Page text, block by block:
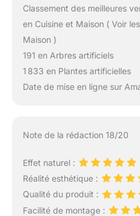
Classement des meilleures
en Cuisine et Maison ( Voir
Maison )
191 en Arbres artificiels
1 833 en Plantes artificielles
Date de mise en ligne sur
Note de la rédaction 18/20
Effet naturel :
Réalité esthétique :
Qualité du produit :
Facilité de montage :